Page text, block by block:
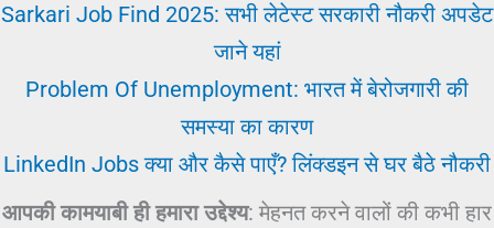
Sarkari Job Find 2025: सभी लेटेस्ट सरकारी नौकरी अपडेट
जाने यहां
Problem Of Unemployment: भारत में बेरोजगारी की
समस्या का कारण
LinkedIn Jobs क्या और कैसे पाएँ? लिंक्डइन से घर बैठे नौकरी
आपकी कामयाबी ही हमारा उद्देश्य: मेहनत करने वालों की कभी हार